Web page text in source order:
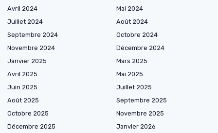
Avril 2024
Mai 2024
Juillet 2024
Août 2024
Septembre 2024
Octobre 2024
Novembre 2024
Décembre 2024
Janvier 2025
Mars 2025
Avril 2025
Mai 2025
Juin 2025
Juillet 2025
Août 2025
Septembre 2025
Octobre 2025
Novembre 2025
Décembre 2025
Janvier 2026